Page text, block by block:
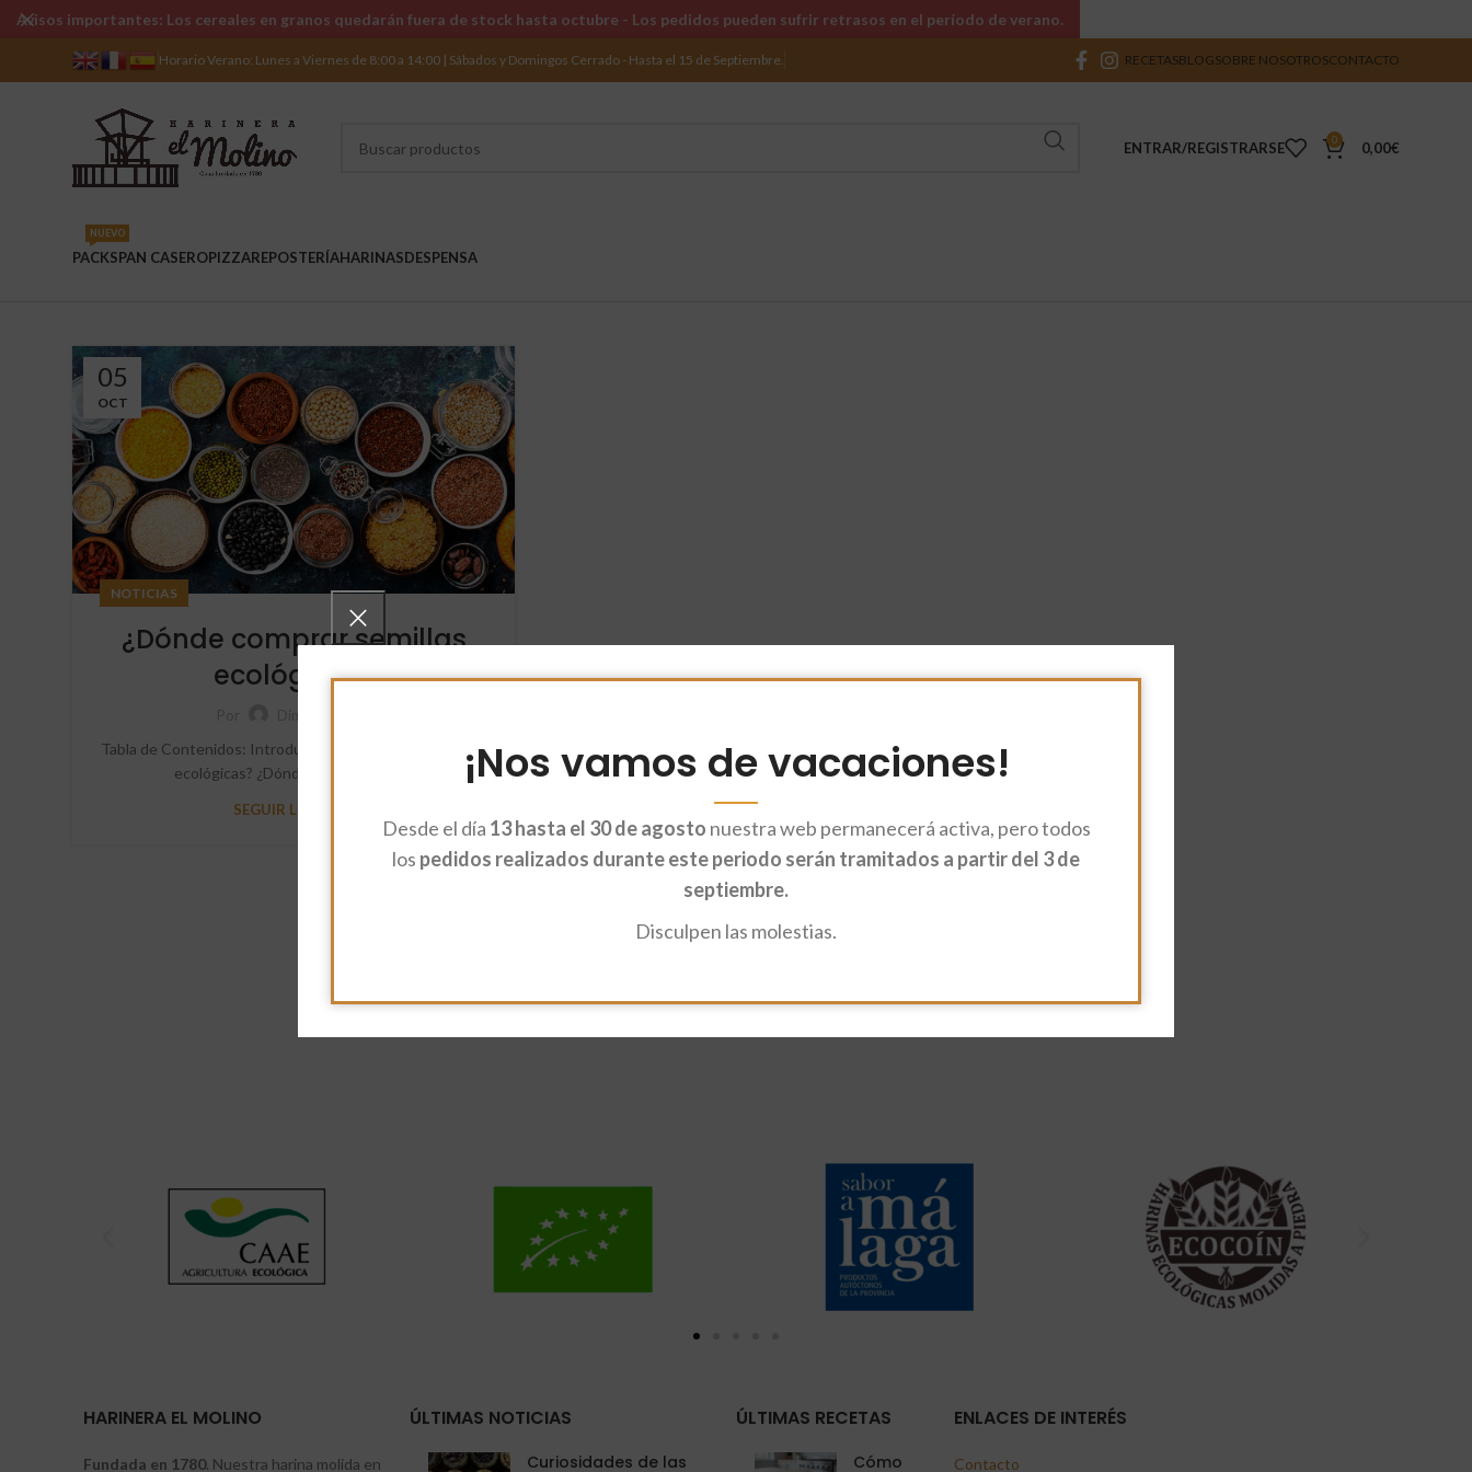
¡Nos vamos de vacaciones!
Desde el día 13 hasta el 30 de agosto nuestra web permanecerá activa, pero todos
los pedidos realizados durante este periodo serán tramitados a partir del 3 de
septiembre.
Disculpen las molestias.
Horario Verano: Lunes a Viernes de 8:00 a 14:00 | Sábados y Domingos Cerrado - Hasta el 15 de Septiembre. RECETASBLOGSOBRE NOSOTROSCONTACTO
ENTRAR/REGISTRARSE 0 0,00€
PACKS
NUEVO
PAN CASEROPIZZAREPOSTERÍAHARINASDESPENSA
05
OCT
NOTICIAS
¿Dónde comprar semillas
ecológicas?
Tabla de Contenidos: Introducción ¿Qué son las semillas
ecológicas? ¿Dónde comprar semi...
SEGUIR LEYENDO
HARINERA EL MOLINO
Fundada en 1780. Nuestra harina molida en
ÚLTIMAS NOTICIAS
Curiosidades de las
ÚLTIMAS RECETAS
Cómo
ENLACES DE INTERÉS
Contacto
Avisos importantes: Los cereales en granos quedarán fuera de stock hasta octubre - Los pedidos pueden sufrir retrasos en el período de verano.